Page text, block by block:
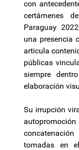
con
certámenes
Paraguay
una presencia
articula
públicas
siempre
elaboración
Su irrupción
tomadas en